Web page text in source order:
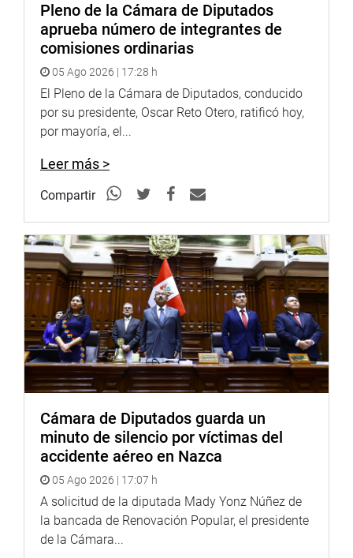
Pleno de la Cámara de Diputados
aprueba número de integrantes de
comisiones ordinarias
05 Ago 2026 | 17:28 h
El Pleno de la Cámara de Diputados, conducido
por su presidente, Oscar Reto Otero, ratificó hoy,
por mayoría, el...
Leer más >
Compartir
Cámara de Diputados guarda un
minuto de silencio por víctimas del
accidente aéreo en Nazca
05 Ago 2026 | 17:07 h
A solicitud de la diputada Mady Yonz Núñez de
la bancada de Renovación Popular, el presidente
de la Cámara...